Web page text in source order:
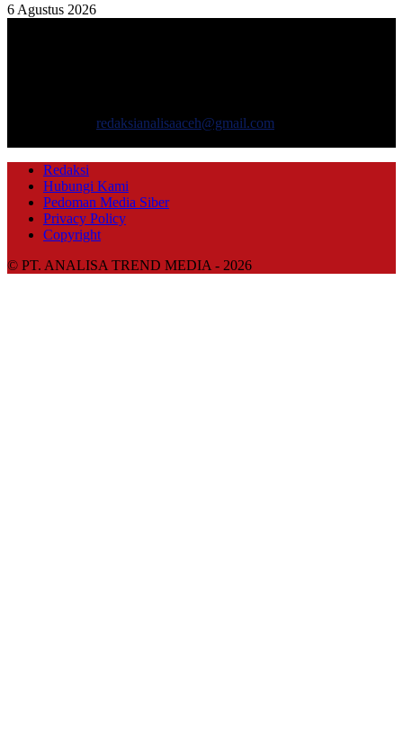
6 Agustus 2026
redaksianalisaaceh@gmail.com
Redaksi
Hubungi Kami
Pedoman Media Siber
Privacy Policy
Copyright
© PT. ANALISA TREND MEDIA - 2026